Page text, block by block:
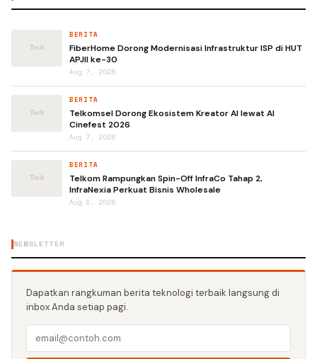
BERITA
FiberHome Dorong Modernisasi Infrastruktur ISP di HUT
APJII ke-30
Aug 7, 2026
BERITA
Telkomsel Dorong Ekosistem Kreator AI lewat AI
Cinefest 2026
Aug 7, 2026
BERITA
Telkom Rampungkan Spin-Off InfraCo Tahap 2,
InfraNexia Perkuat Bisnis Wholesale
Aug 8, 2026
NEWSLETTER
Dapatkan rangkuman berita teknologi terbaik langsung di
inbox Anda setiap pagi.